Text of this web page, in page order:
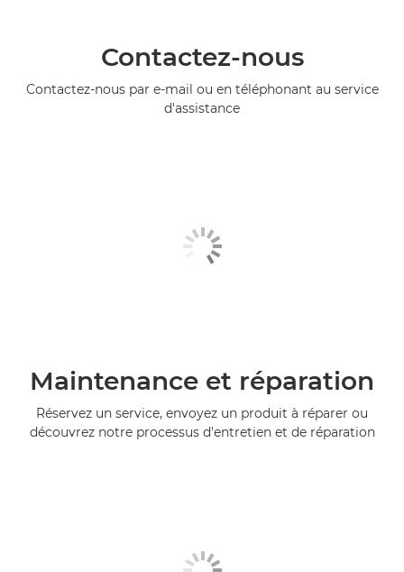
Contactez-nous
Contactez-nous par e-mail ou en téléphonant au service
d'assistance
Maintenance et réparation
Réservez un service, envoyez un produit à réparer ou
découvrez notre processus d'entretien et de réparation